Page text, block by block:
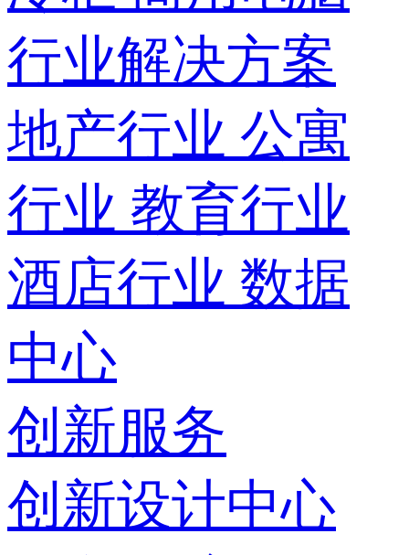
行业解决方案
地产行业 公寓
行业 教育行业
酒店行业 数据
中心
创新服务
创新设计中心